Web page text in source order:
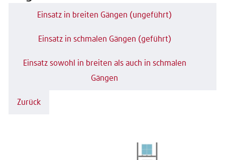
Einsatz in breiten Gängen (ungeführt)
Einsatz in schmalen Gängen (geführt)
Einsatz sowohl in breiten als auch in schmalen
Gängen
Zurück